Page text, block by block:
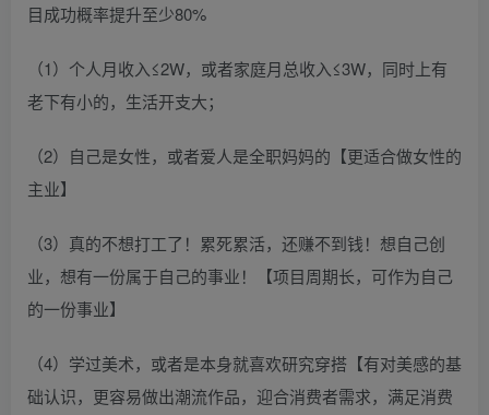
目成功概率提升至少80%
（1）个人月收入≤2W，或者家庭月总收入≤3W，同时上有
老下有小的，生活开支大；
（2）自己是女性，或者爱人是全职妈妈的【更适合做女性的
主业】
（3）真的不想打工了！累死累活，还赚不到钱！想自己创
业，想有一份属于自己的事业！【项目周期长，可作为自己
的一份事业】
（4）学过美术，或者是本身就喜欢研究穿搭【有对美感的基
础认识，更容易做出潮流作品，迎合消费者需求，满足消费